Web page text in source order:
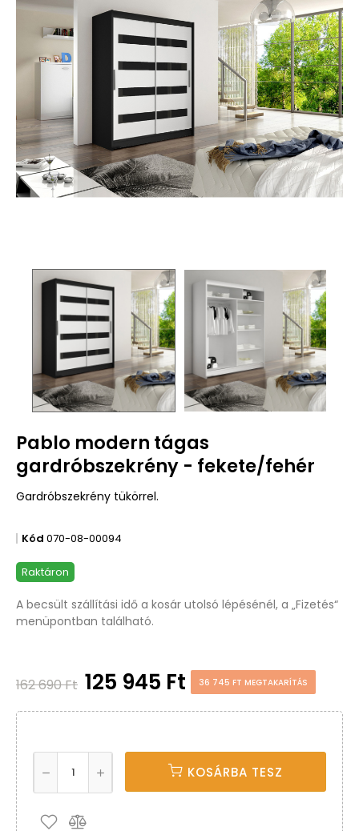
Pablo modern tágas
gardróbszekrény - fekete/fehér
Gardróbszekrény tükörrel.
Kód 070-08-00094
Raktáron
A becsült szállítási idő a kosár utolsó lépésénél, a „Fizetés“
menüpontban található.
162 690 Ft 125 945 Ft 36 745 FT MEGTAKARÍTÁS
KOSÁRBA TESZ